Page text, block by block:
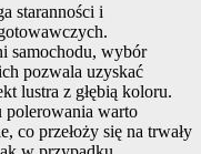
staranności i
samochodu, wybór
pozwala uzyskać
lustra z głębią koloru.
polerowania warto
co przełoży się na trwały